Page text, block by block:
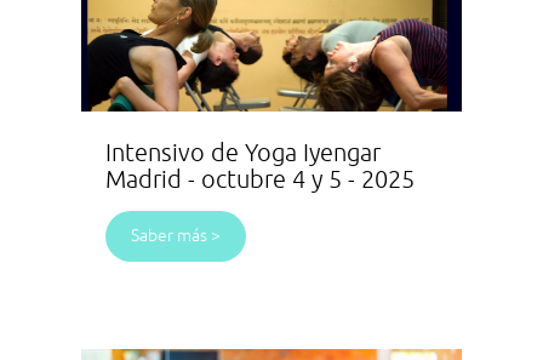
Intensivo de Yoga Iyengar
Madrid - octubre 4 y 5 - 2025
Saber más >